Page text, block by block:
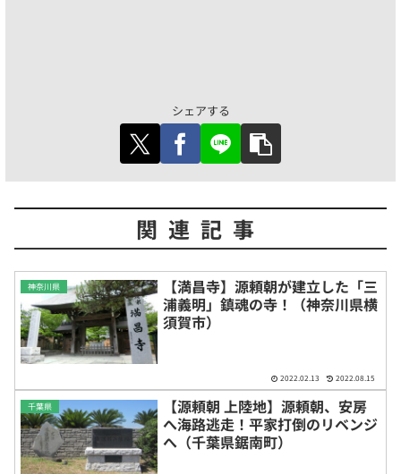
シェアする
関連記事
神奈川県
【満昌寺】源頼朝が建立した「三
浦義明」鎮魂の寺！（神奈川県横
須賀市）
2022.02.13 2022.08.15
千葉県
【源頼朝 上陸地】源頼朝、安房
へ海路逃走！平家打倒のリベンジ
へ（千葉県鋸南町）